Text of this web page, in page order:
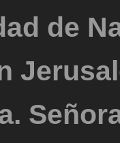
de